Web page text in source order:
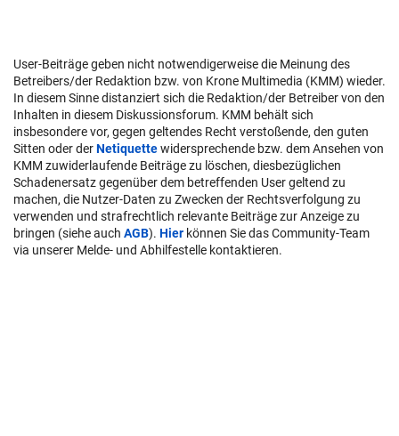
User-Beiträge geben nicht notwendigerweise die Meinung des
Betreibers/der Redaktion bzw. von Krone Multimedia (KMM) wieder.
In diesem Sinne distanziert sich die Redaktion/der Betreiber von den
Inhalten in diesem Diskussionsforum. KMM behält sich
insbesondere vor, gegen geltendes Recht verstoßende, den guten
Sitten oder derNetiquettewidersprechende bzw. dem Ansehen von
KMM zuwiderlaufende Beiträge zu löschen, diesbezüglichen
Schadenersatz gegenüber dem betreffenden User geltend zu
machen, die Nutzer-Daten zu Zwecken der Rechtsverfolgung zu
verwenden und strafrechtlich relevante Beiträge zur Anzeige zu
bringen (siehe auch AGB). Hier können Sie das Community-Team
via unserer Melde- und Abhilfestelle kontaktieren.